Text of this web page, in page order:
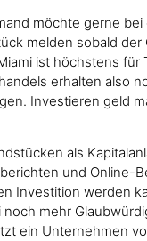
möchte gerne
melden sobald
ist höchstens
erhalten also
Investieren geld
als
und
Investition werden
mehr
ein Unternehmen